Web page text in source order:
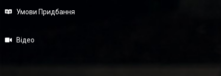
Умови Придбання
Відео